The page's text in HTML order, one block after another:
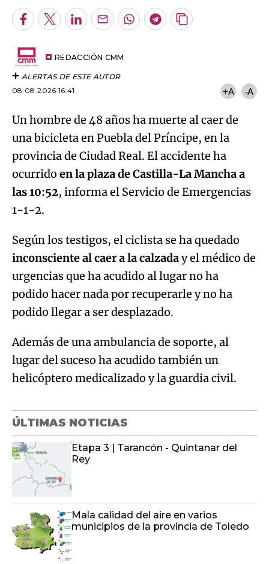
Facebook
TwitterLinkedInEnviarWhatsapp
Telegram
Copiar
REDACCIÓN CMM
ALERTAS DE ESTE AUTOR
08.08.2026 16:41
+A -A
Un hombre de 48 años ha muerte al caer de
una bicicleta en Puebla del Príncipe, en la
provincia de Ciudad Real. El accidente ha
ocurrido en la plaza de Castilla-La Mancha a
las 10:52, informa el Servicio de Emergencias
1-1-2.
Según los testigos, el ciclista se ha quedado
inconsciente al caer a la calzaday el médico de
urgencias que ha acudido al lugar no ha
podido hacer nada por recuperarle y no ha
podido llegar a ser desplazado.
Además de una ambulancia de soporte, al
lugar del suceso ha acudido también un
helicóptero medicalizado y la guardia civil.
ÚLTIMAS NOTICIAS
Etapa 3 | Tarancón - Quintanar del
Rey
Mala calidad del aire en varios
municipios de la provincia de Toledo